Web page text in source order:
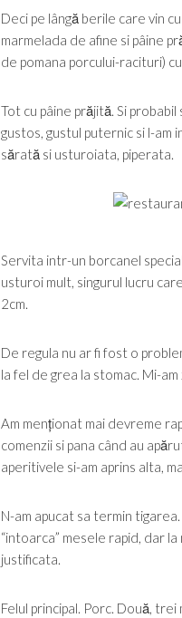
Deci pe lângă berile care vin
marmelada de afine si pâine
de pomana porcului-racituri)
Tot cu pâine prăjită. Si
gustos, gustul puternic si l-am
sărată si usturoiata, piperata.
Servita intr-un borcanel
usturoi mult, singurul lucru
2cm.
De regula nu ar fi fost o
la fel de grea la stomac. Mi-
Am menționat mai devreme
comenzii si pana când au
aperitivele si-am aprins alta,
N-am apucat sa termin
“intoarca” mesele rapid, dar
justificata.
Felul principal. Porc. Două,